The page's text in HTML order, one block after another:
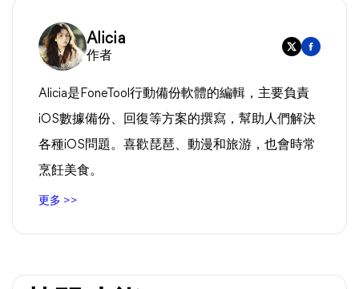
Alicia
作者
Alicia是FoneTool行動備份軟體的編輯，主要負責
iOS數據備份、回復等方案的撰寫，幫助人們解決
各種iOS問題。喜歡琵琶、動漫和旅游，也會時常
烹飪美食。
更多 >>